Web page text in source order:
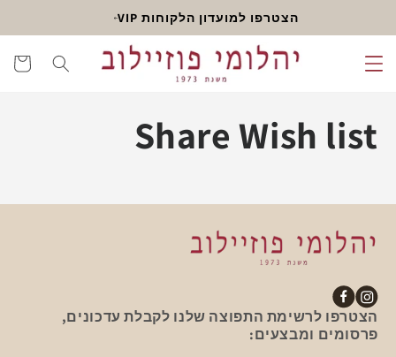
הצטרפו למועדון הלקוחות VIP
עגלה
Share Wish list
אינסטגרם
פייסבוק
הצטרפו לרשימת התפוצה שלנו לקבלת עדכונים,
פרסומים ומבצעים: